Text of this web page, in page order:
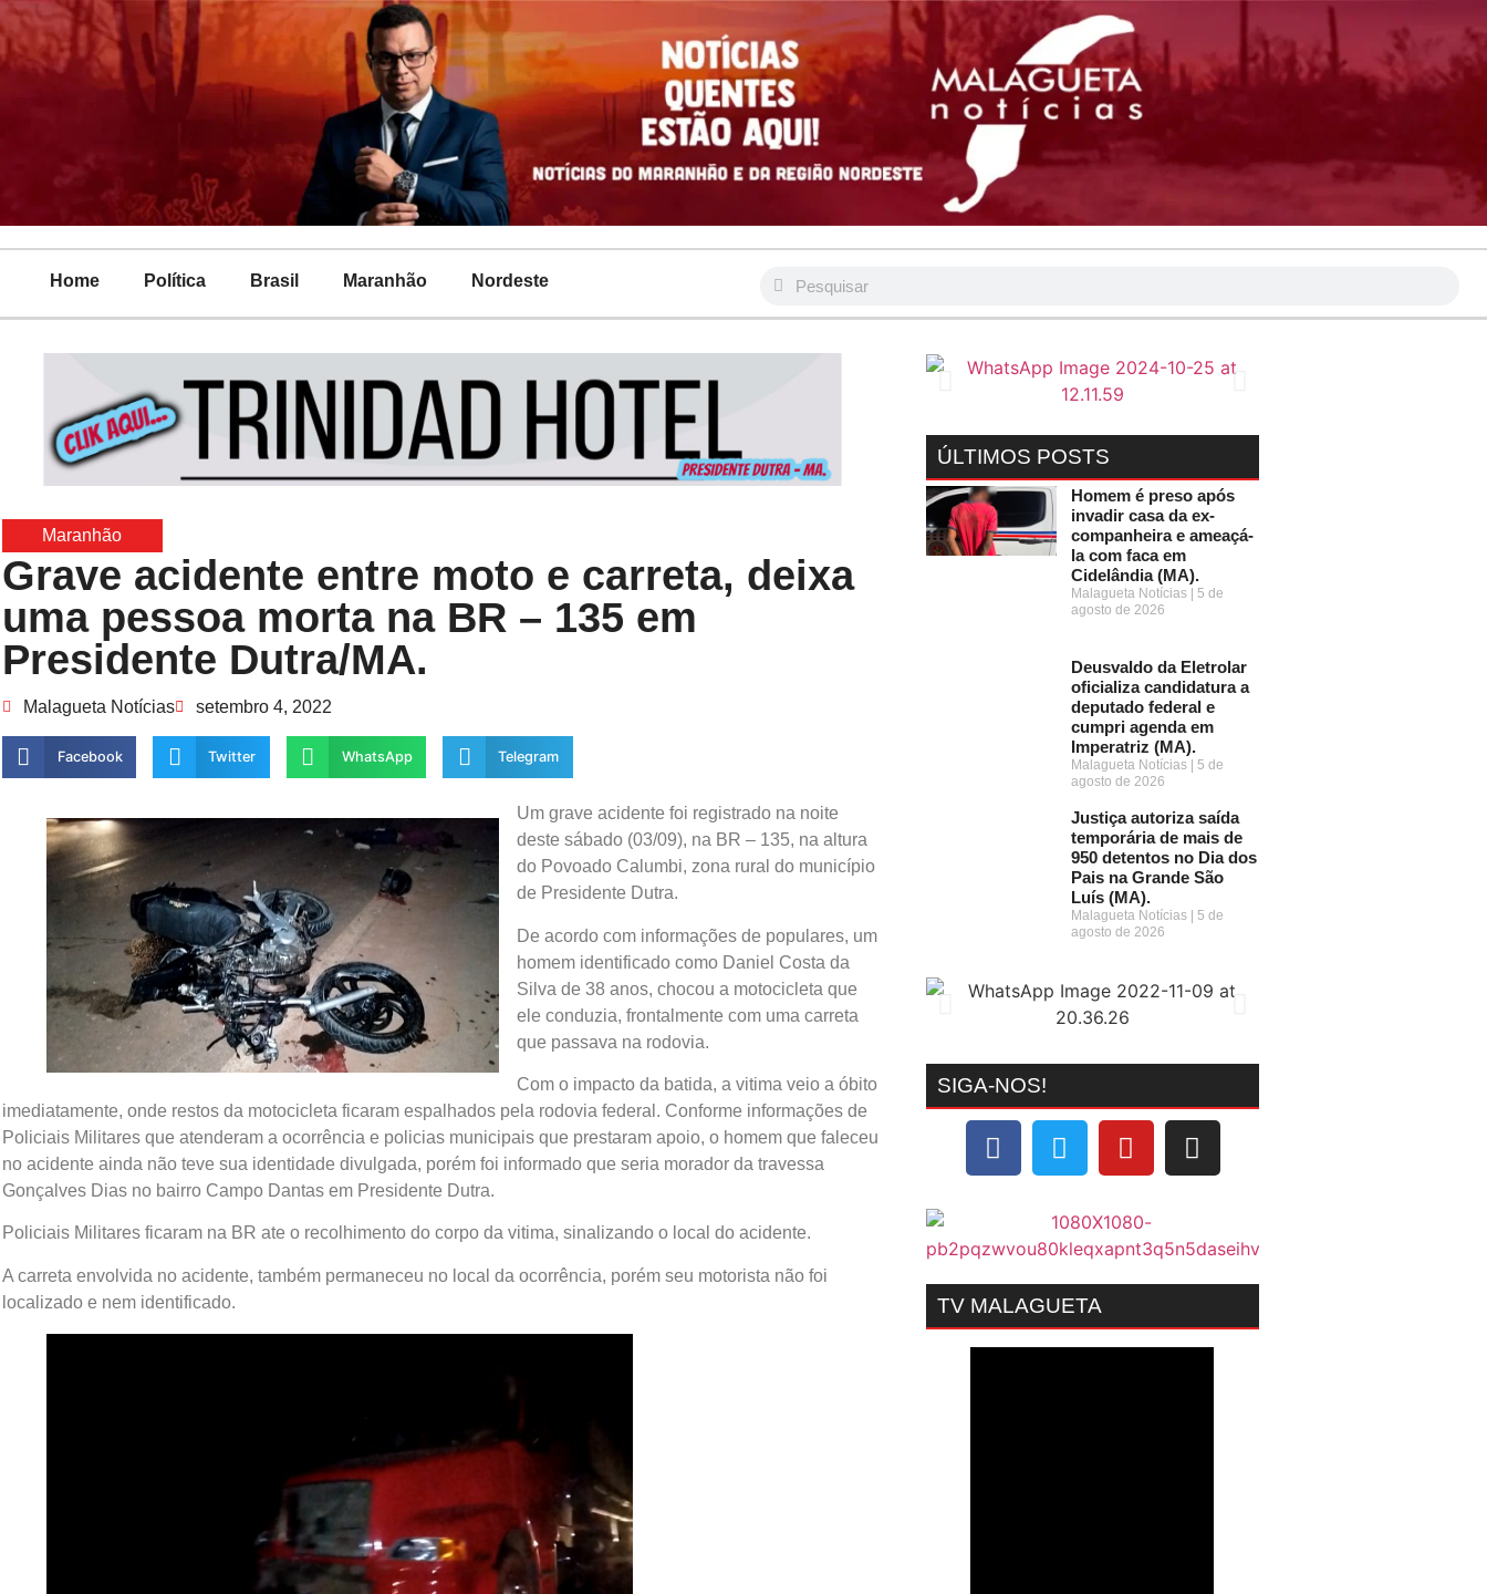
Home Política Brasil Maranhão Nordeste
Maranhão
Grave acidente entre moto e carreta, deixa
uma pessoa morta na BR – 135 em
Presidente Dutra/MA.
Malagueta Notícias setembro 4, 2022
Facebook Twitter WhatsApp Telegram
Um grave acidente foi registrado na noite
deste sábado (03/09), na BR – 135, na altura
do Povoado Calumbi, zona rural do município
de Presidente Dutra.
De acordo com informações de populares, um
homem identificado como Daniel Costa da
Silva de 38 anos, chocou a motocicleta que
ele conduzia, frontalmente com uma carreta
que passava na rodovia.
Com o impacto da batida, a vitima veio a óbito
imediatamente, onde restos da motocicleta ficaram espalhados pela rodovia federal. Conforme informações de
Policiais Militares que atenderam a ocorrência e policias municipais que prestaram apoio, o homem que faleceu
no acidente ainda não teve sua identidade divulgada, porém foi informado que seria morador da travessa
Gonçalves Dias no bairro Campo Dantas em Presidente Dutra.
Policiais Militares ficaram na BR ate o recolhimento do corpo da vitima, sinalizando o local do acidente.
A carreta envolvida no acidente, também permaneceu no local da ocorrência, porém seu motorista não foi
localizado e nem identificado.
ÚLTIMOS POSTS
Homem é preso após
invadir casa da ex-
companheira e ameaçá-
la com faca em
Cidelândia (MA).
Malagueta Notícias
5 de
agosto de 2026
Deusvaldo da Eletrolar
oficializa candidatura a
deputado federal e
cumpri agenda em
Imperatriz (MA).
Malagueta Notícias
5 de
agosto de 2026
Justiça autoriza saída
temporária de mais de
950 detentos no Dia dos
Pais na Grande São
Luís (MA).
Malagueta Notícias
5 de
agosto de 2026
SIGA-NOS!
TV MALAGUETA